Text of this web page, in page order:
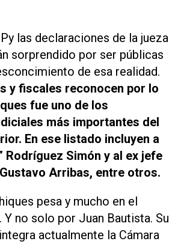
las declaraciones de la jueza
sorprendido por ser públicas
de esa realidad.
y fiscales reconocen por lo
fue uno de los
más importantes del
En ese listado incluyen a
Rodríguez Simón y al ex jefe
Arribas, entre otros.
pesa y mucho en el
Y no solo por Juan Bautista. Su
actualmente la Cámara